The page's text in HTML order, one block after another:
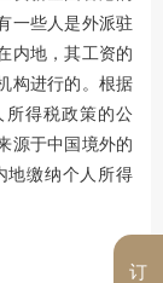
一些人是外派驻
内地，其工资的
构进行的。根据
所得税政策的公
源于中国境外的
地缴纳个人所得
订